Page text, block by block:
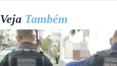
Veja Também